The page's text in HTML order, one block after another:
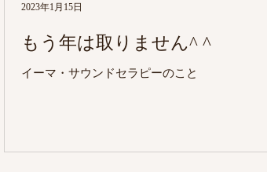
もう年は取りません^ ^
イーマ・サウンドセラピーのこと
2023年1月15日